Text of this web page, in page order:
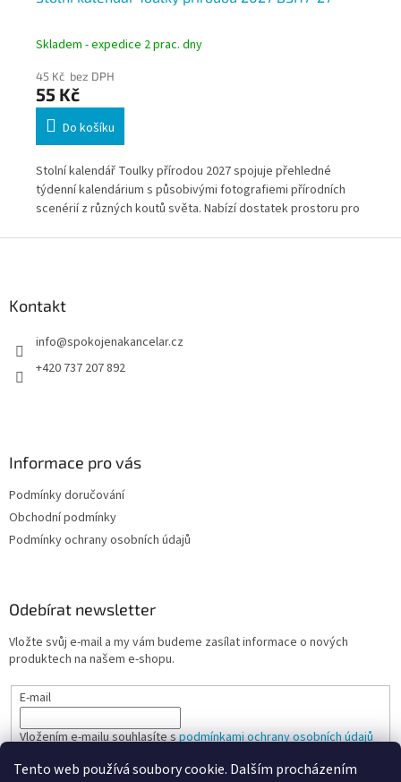
Tento web používá soubory cookie. Dalším procházením
Skladem - expedice 2 prac. dny
45 Kč bez DPH
55 Kč
Do košíku
Stolní kalendář Toulky přírodou 2027 spojuje přehledné
týdenní kalendárium s působivými fotografiemi přírodních
scenérií z různých koutů světa. Nabízí dostatek prostoru pro
Kontakt
info@spokojenakancelar.cz
+420 737 207 892
Informace pro vás
Podmínky doručování
Obchodní podmínky
Podmínky ochrany osobních údajů
Odebírat newsletter
Vložte svůj e-mail a my vám budeme zasílat informace o nových
produktech na našem e-shopu.
E-mail
Vložením e-mailu souhlasíte spodmínkami ochrany osobních údajů